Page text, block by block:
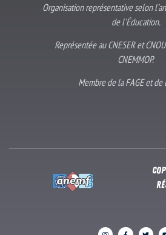
Organisation représentative selon
de l’Éducation.
Représentée au CNESER et
CNEMMOP.
Membre de la FAGE et de